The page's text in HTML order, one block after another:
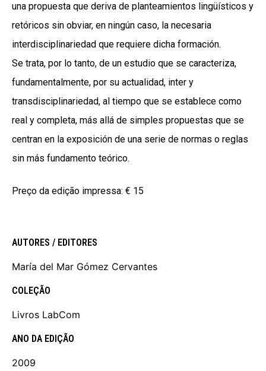
una propuesta que deriva de planteamientos lingüísticos y
retóricos sin obviar, en ningún caso, la necesaria
interdisciplinariedad que requiere dicha formación.
Se trata, por lo tanto, de un estudio que se caracteriza,
fundamentalmente, por su actualidad, inter y
transdisciplinariedad, al tiempo que se establece como
real y completa, más allá de simples propuestas que se
centran en la exposición de una serie de normas o reglas
sin más fundamento teórico.
Preço da edição impressa: € 15
AUTORES / EDITORES
María del Mar Gómez Cervantes
COLEÇÃO
Livros LabCom
ANO DA EDIÇÃO
2009